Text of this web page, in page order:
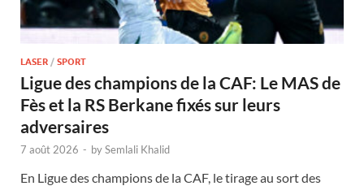
LASER / SPORT
Ligue des champions de la CAF: Le MAS de
Fès et la RS Berkane fixés sur leurs
adversaires
7 août 2026 - bySemlali Khalid
En Ligue des champions de la CAF, le tirage au sort des